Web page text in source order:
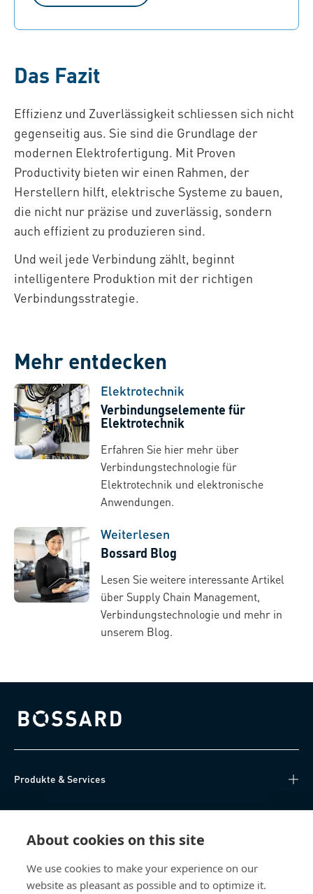
About cookies on this site
We use cookies to make your experience on our
website as pleasant as possible and to optimize it.
Das Fazit
Effizienz und Zuverlässigkeit schliessen sich nicht
gegenseitig aus. Sie sind die Grundlage der
modernen Elektrofertigung. Mit Proven
Productivity bieten wir einen Rahmen, der
Herstellern hilft, elektrische Systeme zu bauen,
die nicht nur präzise und zuverlässig, sondern
auch effizient zu produzieren sind.
Und weil jede Verbindung zählt, beginnt
intelligentere Produktion mit der richtigen
Verbindungsstrategie.
Mehr entdecken
Elektrotechnik
Verbindungselemente für
Elektrotechnik
Erfahren Sie hier mehr über
Verbindungstechnologie für
Elektrotechnik und elektronische
Anwendungen.
Weiterlesen
Bossard Blog
Lesen Sie weitere interessante Artikel
über Supply Chain Management,
Verbindungstechnologie und mehr in
unserem Blog.
Bossard homepage
Produkte & Services
Über uns